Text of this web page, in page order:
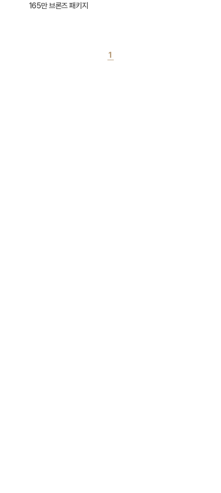
165만 브론즈 패키지
1